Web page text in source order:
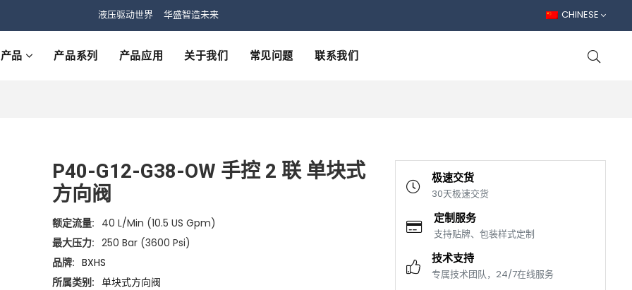
液压驱动世界 华盛智造未来 CHINESE
产品 产品系列 产品应用 关于我们 常见问题 联系我们
P40-G12-G38-OW 手控 2 联 单块式
方向阀
额定流量: 40 L/min (10.5 US Gpm)
最大压力: 250 Bar (3600 Psi)
品牌: BXHS
所属类别: 单块式方向阀
极速交货
30天极速交货
定制服务
支持贴牌、包装样式定制
技术支持
专属技术团队，24/7在线服务